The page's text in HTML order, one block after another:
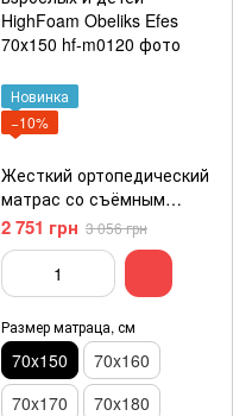
Новинка
−10%
Жесткий ортопедический
матрас со съёмным
чехлом для взрослых и
детей HighFoam Obeliks
Efes 70х150
2 751 грн 3 056 грн
Размер матраца, см
70x150
70x160
70x170
70x180